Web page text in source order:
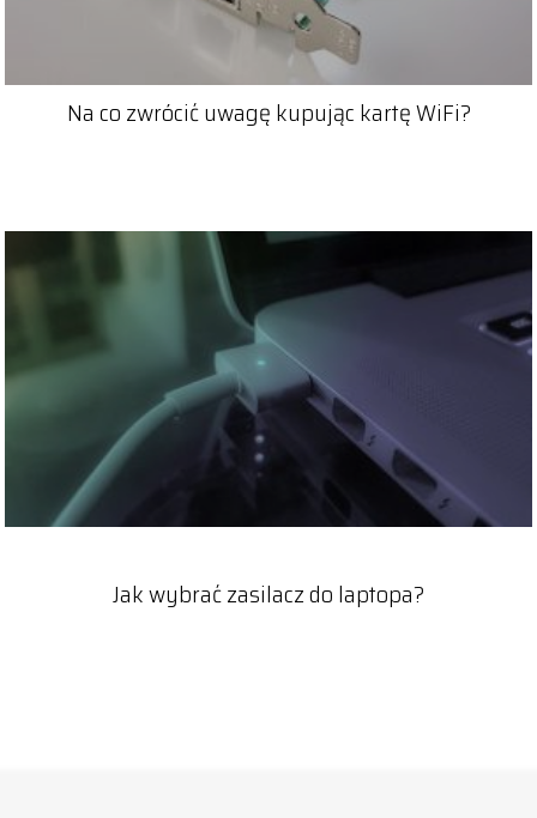
Na co zwrócić uwagę kupując kartę WiFi?
Jak wybrać zasilacz do laptopa?